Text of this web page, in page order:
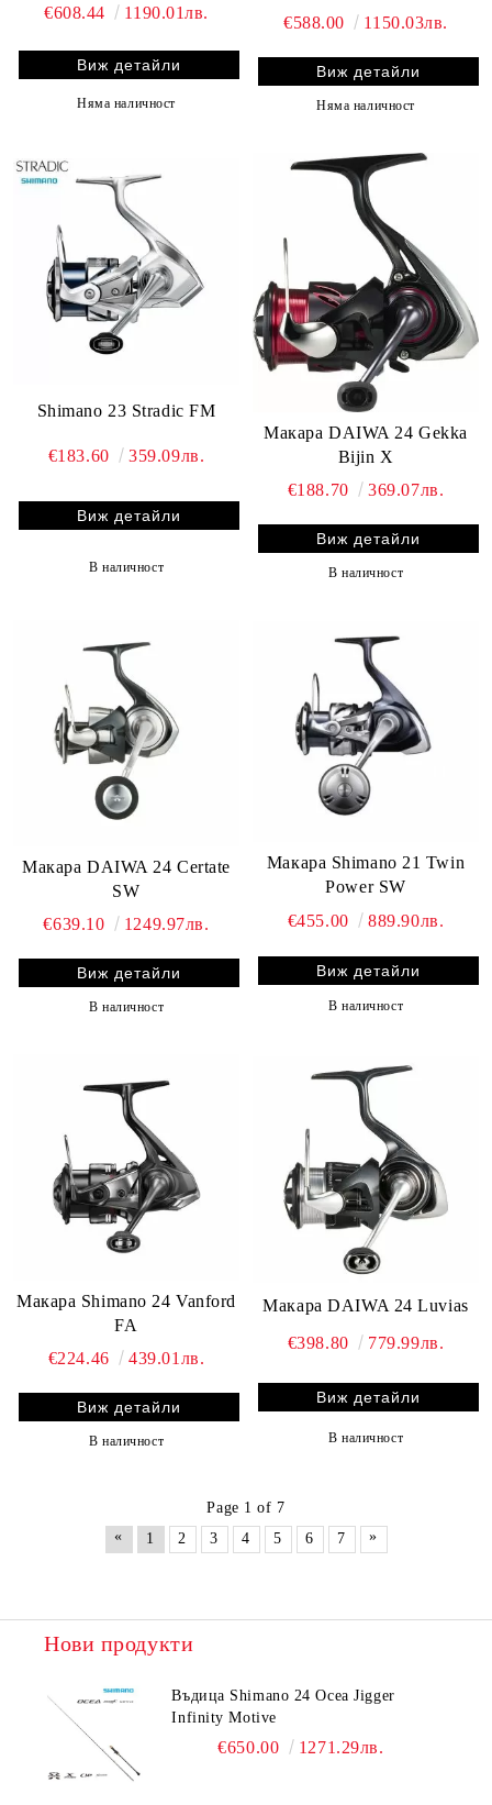
€608.44
1190.01лв.
Виж детайли
Няма наличност
€588.00
1150.03лв.
Виж детайли
Няма наличност
Shimano 23 Stradic FM
€183.60 359.09лв.
Виж детайли
В наличност
Макара DAIWA 24 Gekka
Bijin X
€188.70
369.07лв.
Виж детайли
В наличност
Макара DAIWA 24 Certate
SW
€639.10
1249.97лв.
Виж детайли
В наличност
Макара Shimano 21 Twin
Power SW
€455.00
889.90лв.
Виж детайли
В наличност
Макара Shimano 24 Vanford
FA
€224.46
439.01лв.
Виж детайли
В наличност
Макара DAIWA 24 Luvias
€398.80 779.99лв.
Виж детайли
В наличност
Page 1 of 7
«
1 2 3 4 5 6 7 »
Нови продукти
Въдица Shimano 24 Ocea Jigger
Infinity Motive
€650.00 1271.29лв.